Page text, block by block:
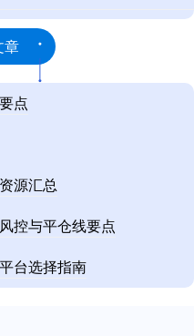
章
点
源汇总
控与平仓线要点
台选择指南